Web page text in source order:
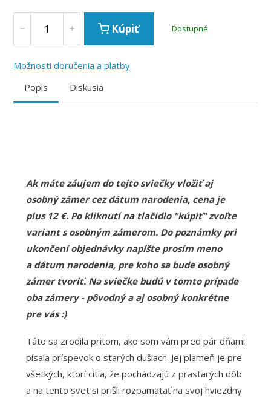
Kúpiť Dostupné
Možnosti doručenia a platby
Popis
Diskusia
Ak máte záujem do tejto sviečky vložiť aj
osobný zámer cez dátum narodenia, cena je
plus 12 €. Po kliknutí na tlačidlo "kúpiť" zvoľte
variant s osobným zámerom. Do poznámky pri
ukončení objednávky napíšte prosím meno
a dátum narodenia, pre koho sa bude osobný
zámer tvoriť. Na sviečke budú v tomto prípade
oba zámery - pôvodný a aj osobný konkrétne
pre vás :)
Táto sa zrodila pritom, ako som vám pred pár dňami
písala príspevok o starých dušiach. Jej plameň je pre
všetkých, ktorí cítia, že pochádzajú z prastarých dôb
a na tento svet si prišli rozpamätať na svoj hviezdny